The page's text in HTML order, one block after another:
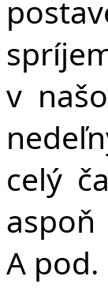
v
celý
A pod.